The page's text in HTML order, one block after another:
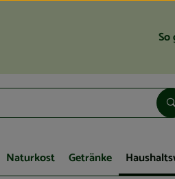
So
Naturkost Getränke